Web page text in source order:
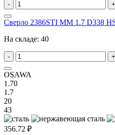
- +
Сверло 2386STI MM 1.7 D338
На складе: 40
- +
OSAWA
1.70
1.7
20
43
356.72 ₽